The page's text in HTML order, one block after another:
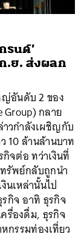
รนด์’
.ย. ส่งผลก
อันดับ 2 ของ
Group) กลาย
าวกำลังเผชิญกับ
10 ล้านล้านบาท
จต่อ ทว่าเงินที่
รัพย์กลับถูกนำ
นเหล่านั้นไป
กิจ อาทิ ธุรกิจ
รื่องดื่ม, ธุรกิจ
กรรมท่องเที่ยว